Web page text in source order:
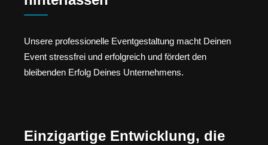
Unsere professionelle Eventgestaltung macht Deinen
Event stressfrei und erfolgreich und fördert den
bleibenden Erfolg Deines Unternehmens.
Einzigartige Entwicklung, die